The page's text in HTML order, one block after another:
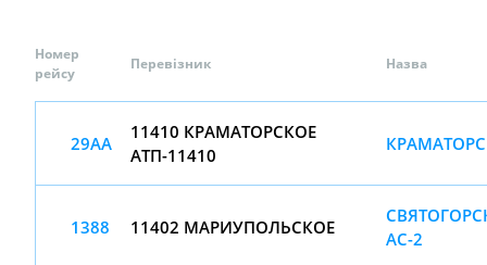
Номер
рейсу
Перевізник Назва
29АА
11410 КРАМАТОРСКОЕ
АТП-11410
1388 11402 МАРИУПОЛЬСКОЕ
АС-2